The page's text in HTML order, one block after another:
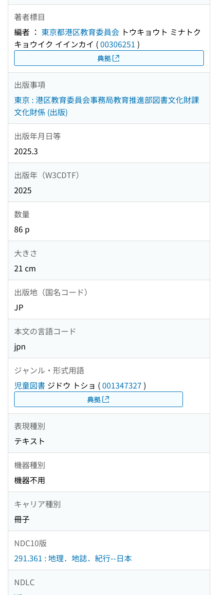
著者標目
編者 ： 東京都港区教育委員会 トウキョウト ミナトク
キョウイク イインカイ (00306251 )
典拠
出版事項
東京 : 港区教育委員会事務局教育推進部図書文化財課
文化財係 (出版)
出版年月日等
2025.3
出版年（W3CDTF）
2025
数量
86 p
大きさ
21 cm
出版地（国名コード）
JP
本文の言語コード
jpn
ジャンル・形式用語
児童図書 ジドウ トショ (001347327 )
典拠
表現種別
テキスト
機器種別
機器不用
キャリア種別
冊子
NDC10版
291.361 : 地理．地誌．紀行--日本
NDLC